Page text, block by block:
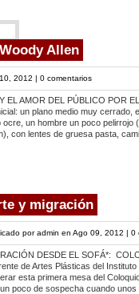
Allen
2012 | 0 comentarios
EL AMOR DEL PÚBLICO POR
un plano medio muy cerrado,
un hombre un poco pelirrojo
con lentes de gruesa pasta,
y migración
poradmin en Ago 09, 2012 | 0
DESDE EL SOFÁ*:
de Artes Plásticas del
esta primera mesa del
poco de sospecha cuando